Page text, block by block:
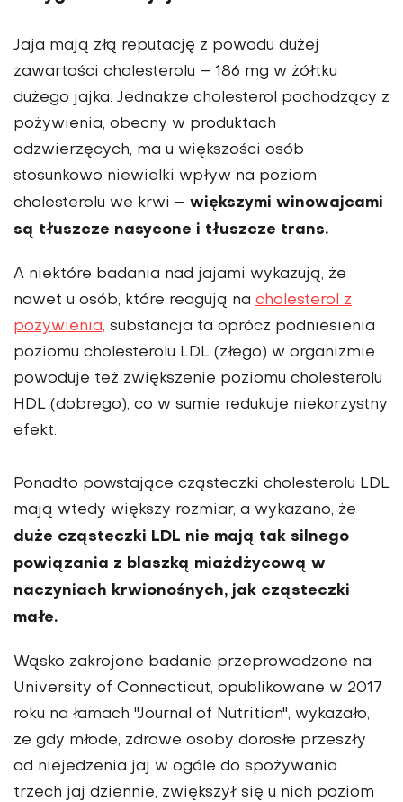
Jaja mają złą reputację z powodu dużej
zawartości cholesterolu – 186 mg w żółtku
dużego jajka. Jednakże cholesterol pochodzący z
pożywienia, obecny w produktach
odzwierzęcych, ma u większości osób
stosunkowo niewielki wpływ na poziom
cholesterolu we krwi – większymi winowajcami
są tłuszcze nasycone i tłuszcze trans.
A niektóre badania nad jajami wykazują, że
nawet u osób, które reagują na cholesterol z
pożywienia, substancja ta oprócz podniesienia
poziomu cholesterolu LDL (złego) w organizmie
powoduje też zwiększenie poziomu cholesterolu
HDL (dobrego), co w sumie redukuje niekorzystny
efekt.
Ponadto powstające cząsteczki cholesterolu LDL
mają wtedy większy rozmiar, a wykazano, że
duże cząsteczki LDL nie mają tak silnego
powiązania z blaszką miażdżycową w
naczyniach krwionośnych, jak cząsteczki
małe.
Wąsko zakrojone badanie przeprowadzone na
University of Connecticut, opublikowane w 2017
roku na łamach "Journal of Nutrition", wykazało,
że gdy młode, zdrowe osoby dorosłe przeszły
od niejedzenia jaj w ogóle do spożywania
trzech jaj dziennie, zwiększył się u nich poziom